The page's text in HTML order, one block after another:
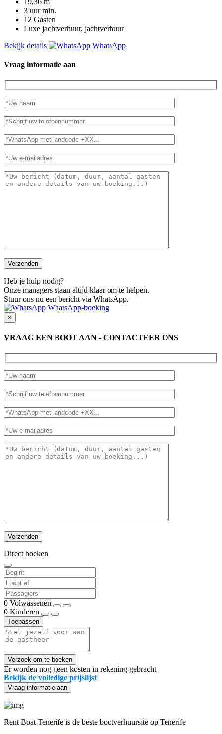
19,36 m
3 uur min.
12 Gasten
Luxe jachtverhuur, jachtverhuur
Bekijk details
WhatsApp
Vraag informatie aan
Heb je hulp nodig?
Onze managers staan altijd klaar om te helpen.
Stuur ons nu een bericht via WhatsApp.
WhatsApp-boeking
×
VRAAG EEN BOOT AAN - CONTACTEER ONS
Direct boeken
0 Volwassenen
0 Kinderen
Toepassen
Verzoek om te boeken
Er worden nog geen kosten in rekening gebracht
Bekijk de volledige prijslijst
Vraag informatie aan
Rent Boat Tenerife is de beste bootverhuursite op Tenerife